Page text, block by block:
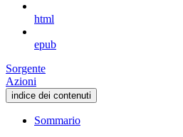
html
epub
Sorgente
Azioni
indice dei contenuti
Sommario